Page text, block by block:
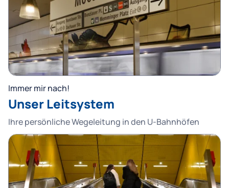
Immer mir nach!
Unser Leitsystem
Ihre persönliche Wegeleitung in den U-Bahnhöfen